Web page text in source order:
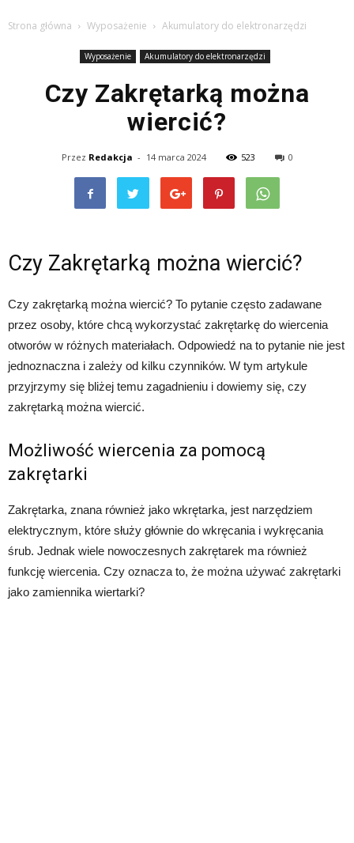
Strona główna Wyposażenie Akumulatory do elektronarzędzi
Wyposażenie Akumulatory do elektronarzędzi
Czy Zakrętarką można
wiercić?
Przez Redakcja - 14 marca 2024 523 0
Czy Zakrętarką można wiercić?
Czy zakrętarką można wiercić? To pytanie często zadawane
przez osoby, które chcą wykorzystać zakrętarkę do wiercenia
otworów w różnych materiałach. Odpowiedź na to pytanie nie jest
jednoznaczna i zależy od kilku czynników. W tym artykule
przyjrzymy się bliżej temu zagadnieniu i dowiemy się, czy
zakrętarką można wiercić.
Możliwość wiercenia za pomocą
zakrętarki
Zakrętarka, znana również jako wkrętarka, jest narzędziem
elektrycznym, które służy głównie do wkręcania i wykręcania
śrub. Jednak wiele nowoczesnych zakrętarek ma również
funkcję wiercenia. Czy oznacza to, że można używać zakrętarki
jako zamiennika wiertarki?